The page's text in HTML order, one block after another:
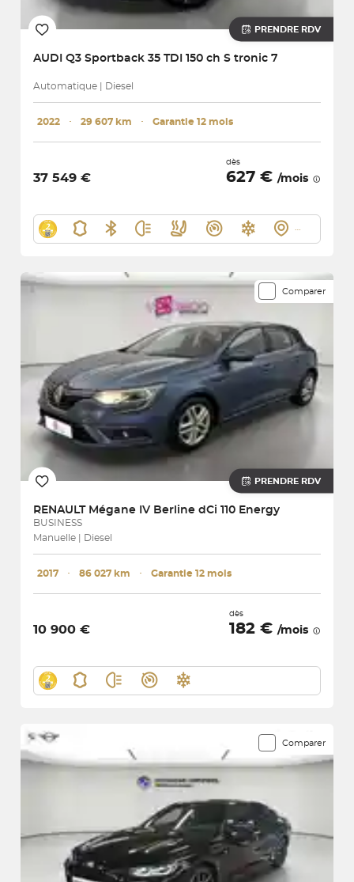
PRENDRE RDV
AUDI Q3 Sportback 35 TDI 150 ch S tronic 7
Automatique | Diesel
2022 ･ 29 607 km ･ Garantie 12 mois
37 549 €
dès
627 € /mois
Comparer
PRENDRE RDV
RENAULT Mégane IV Berline dCi 110 Energy
BUSINESS
Manuelle | Diesel
2017 ･ 86 027 km ･ Garantie 12 mois
10 900 €
dès
182 € /mois
Comparer